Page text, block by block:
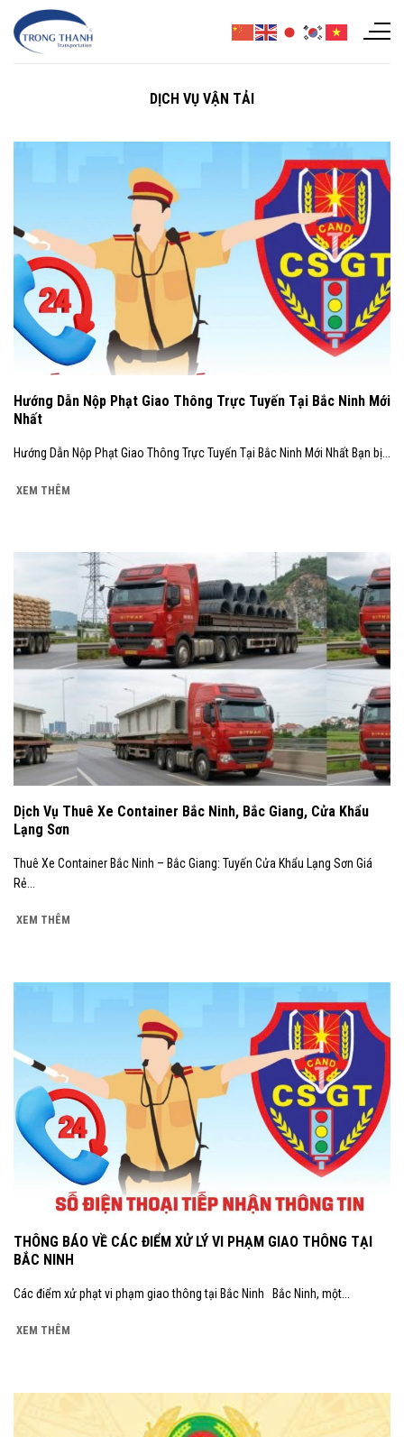
Chuyển
đến
DỊCH VỤ VẬN TẢI
Hướng Dẫn Nộp Phạt Giao Thông Trực Tuyến Tại Bắc Ninh Mới
Nhất
Hướng Dẫn Nộp Phạt Giao Thông Trực Tuyến Tại Bắc Ninh Mới Nhất Bạn bị...
XEM THÊM
Dịch Vụ Thuê Xe Container Bắc Ninh, Bắc Giang, Cửa Khẩu
Lạng Sơn
Thuê Xe Container Bắc Ninh – Bắc Giang: Tuyến Cửa Khẩu Lạng Sơn Giá
Rẻ...
XEM THÊM
THÔNG BÁO VỀ CÁC ĐIỂM XỬ LÝ VI PHẠM GIAO THÔNG TẠI
BẮC NINH
Các điểm xử phạt vi phạm giao thông tại Bắc Ninh Bắc Ninh, một...
XEM THÊM